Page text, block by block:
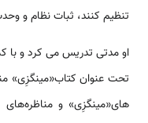
تنظیم کنند، ثبات نظام و
او مدتی تدریس می­ کرد و
تحت عنوان کتاب«مینگ­زِی»
های«مینگ­زِی» و